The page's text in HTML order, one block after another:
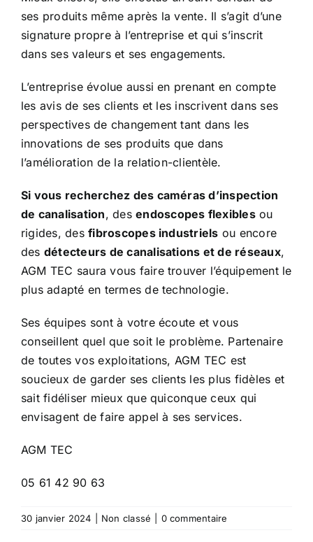
ses produits même après la vente. Il s’agit d’une
signature propre à l’entreprise et qui s’inscrit
dans ses valeurs et ses engagements.
L’entreprise évolue aussi en prenant en compte
les avis de ses clients et les inscrivent dans ses
perspectives de changement tant dans les
innovations de ses produits que dans
l’amélioration de la relation-clientèle.
Si vous recherchez des caméras d’inspection
de canalisation, desendoscopes flexiblesou
rigides, desfibroscopes industriels ou encore
des détecteurs de canalisations et de réseaux,
AGM TEC saura vous faire trouver l’équipement le
plus adapté en termes de technologie.
Ses équipes sont à votre écoute et vous
conseillent quel que soit le problème. Partenaire
de toutes vos exploitations, AGM TEC est
soucieux de garder ses clients les plus fidèles et
sait fidéliser mieux que quiconque ceux qui
envisagent de faire appel à ses services.
AGM TEC
05 61 42 90 63
30 janvier 2024 Non classé 0 commentaire